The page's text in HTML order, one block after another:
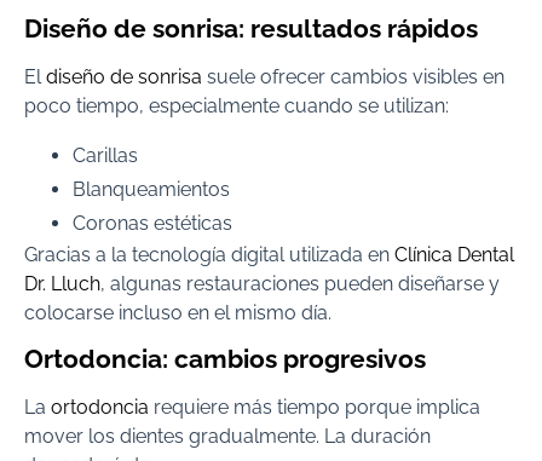
Diseño de sonrisa: resultados rápidos
Eldiseño de sonrisa suele ofrecer cambios visibles en
poco tiempo, especialmente cuando se utilizan:
Carillas
Blanqueamientos
Coronas estéticas
Gracias a la tecnología digital utilizada en Clínica Dental
Dr. Lluch, algunas restauraciones pueden diseñarse y
colocarse incluso en el mismo día.
Ortodoncia: cambios progresivos
La ortodoncia requiere más tiempo porque implica
mover los dientes gradualmente. La duración